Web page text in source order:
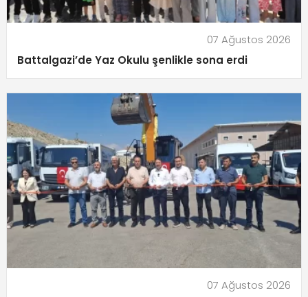
07 Ağustos 2026
Battalgazi’de Yaz Okulu şenlikle sona erdi
07 Ağustos 2026